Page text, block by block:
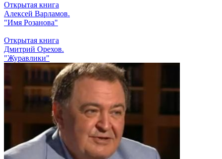
Открытая книга
Алексей Варламов.
"Имя Розанова"
Открытая книга
Дмитрий Орехов.
"Журавлики"